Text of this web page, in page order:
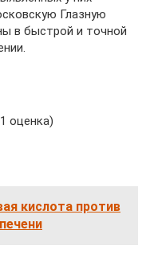
Глазную
в быстрой и точной
оценка)
кислота против